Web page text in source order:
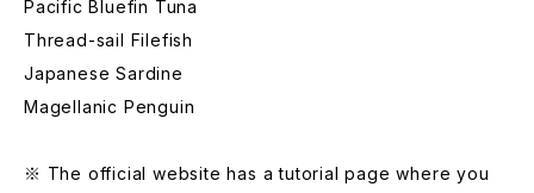
Pacific Bluefin Tuna
Thread-sail Filefish
Japanese Sardine
Magellanic Penguin
※ The official website has a tutorial page where you